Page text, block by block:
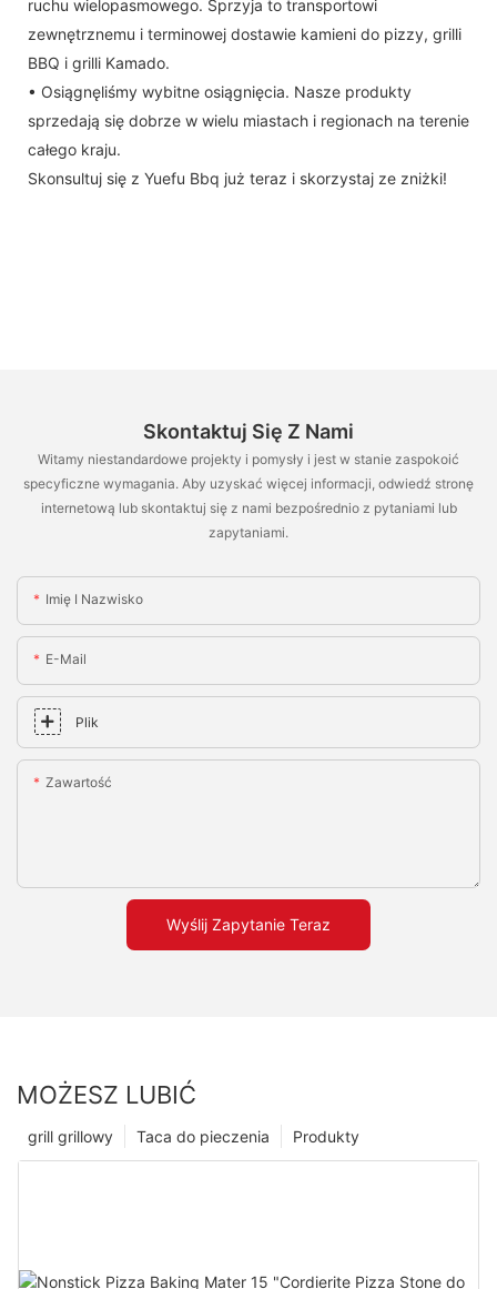
ruchu wielopasmowego. Sprzyja to transportowi
zewnętrznemu i terminowej dostawie kamieni do pizzy, grilli
BBQ i grilli Kamado.
• Osiągnęliśmy wybitne osiągnięcia. Nasze produkty
sprzedają się dobrze w wielu miastach i regionach na terenie
całego kraju.
Skonsultuj się z Yuefu Bbq już teraz i skorzystaj ze zniżki!
Skontaktuj Się Z Nami
Witamy niestandardowe projekty i pomysły i jest w stanie zaspokoić
specyficzne wymagania. Aby uzyskać więcej informacji, odwiedź stronę
internetową lub skontaktuj się z nami bezpośrednio z pytaniami lub
zapytaniami.
Imię I Nazwisko
E-Mail
Plik
Zawartość
Wyślij Zapytanie Teraz
MOŻESZ LUBIĆ
Produkty
Taca do pieczenia
grill grillowy